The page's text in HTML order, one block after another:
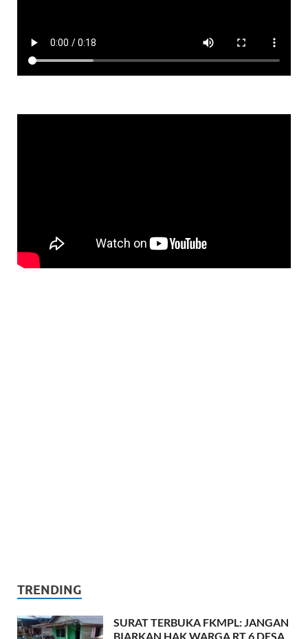
TRENDING
SURAT TERBUKA FKMPL: JANGAN
BIARKAN HAK WARGA RT 6 DESA